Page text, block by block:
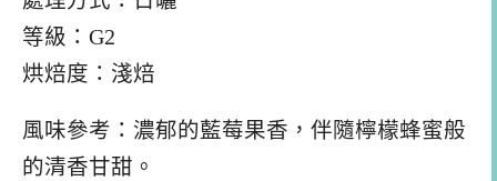
等級：G2
烘焙度：淺焙
風味參考：濃郁的藍莓果香，伴隨檸檬蜂蜜般
的清香甘甜。